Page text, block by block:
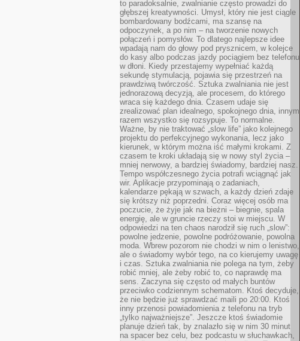
to paradoksalnie, zwalnianie często prowadzi do
głębszej kreatywności. Umysł, który nie jest ciągle
bombardowany bodźcami, ma szansę na
odpoczynek, a po nim – na tworzenie nowych
połączeń i pomysłów. To dlatego najlepsze idee
wpadają nam do głowy pod prysznicem, w kolejce
do kasy albo podczas jazdy pociągiem bez telefonu
w dłoni. Kiedy przestajemy wypełniać każdą
sekundę stymulacją, pojawia się przestrzeń na
prawdziwą twórczość. Sztuka zwalniania nie jest
jednorazową decyzją, ale procesem, do którego
wraca się każdego dnia. Czasem udaje się
zrealizować plan idealnego, spokojnego dnia, innym
razem wszystko się rozsypuje. To normalne.
Ważne, by nie traktować „slow life” jako kolejnego
projektu do perfekcyjnego wykonania, lecz jako
kierunek, w którym można iść małymi krokami. Z
czasem te kroki układają się w nowy styl życia –
mniej nerwowy, a bardziej świadomy, bardziej nasz.
Tempo współczesnego życia potrafi wciągnąć jak
wir. Aplikacje przypominają o zadaniach,
kalendarze pękają w szwach, a każdy dzień zdaje
się krótszy niż poprzedni. Coraz więcej osób ma
poczucie, że żyje jak na bieżni – biegnie, spala
energię, ale w gruncie rzeczy stoi w miejscu. W
odpowiedzi na ten chaos narodził się ruch „slow”:
powolne jedzenie, powolne podróżowanie, powolna
moda. Wbrew pozorom nie chodzi w nim o lenistwo,
ale o świadomy wybór tego, na co kierujemy uwagę
i czas. Sztuka zwalniania nie polega na tym, żeby
robić mniej, ale żeby robić to, co naprawdę ma
sens. Zaczyna się często od małych buntów
przeciwko codziennym schematom. Ktoś decyduje,
że nie będzie już sprawdzać maili po 20:00. Ktoś
inny przenosi powiadomienia z telefonu na tryb
„tylko najważniejsze”. Jeszcze ktoś świadomie
planuje dzień tak, by znalazło się w nim 30 minut
na spacer bez celu, bez podcastu w słuchawkach,